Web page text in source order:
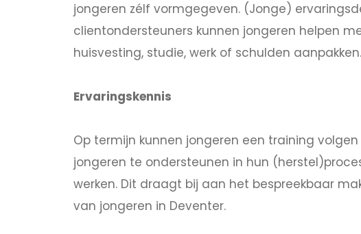
jongeren zélf vormgegeven. (Jonge)
clientondersteuners kunnen jongeren helpen
huisvesting, studie, werk of schulden aanpakken.
Ervaringskennis
Op termijn kunnen jongeren een training
jongeren te ondersteunen in hun
werken. Dit draagt bij aan het bespreekbaar
van jongeren in Deventer.